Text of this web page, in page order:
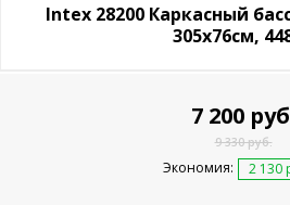
Intex 28200 Каркасный
305х76см,
7 200
9 330 руб.
Экономия: 2 130